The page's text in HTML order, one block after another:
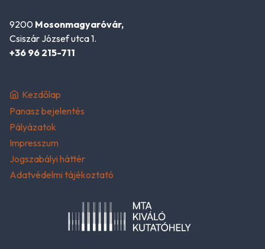
9200 Mosonmagyaróvár,
Csiszár József utca 1.
+36 96 215-711
Kezdőlap
Panasz bejelentés
Pályázatok
Impresszum
Jogszabályi háttér
Adatvédelmi tájékoztató